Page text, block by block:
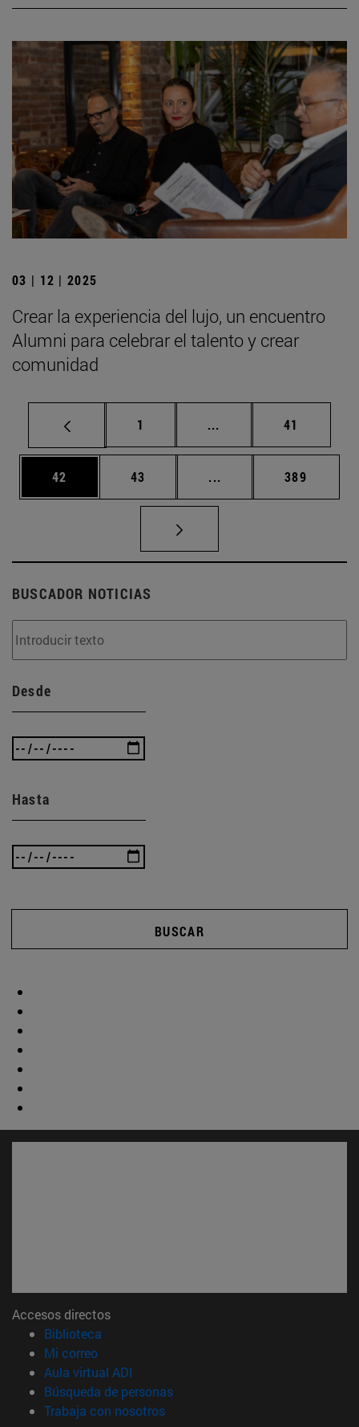
03 | 12 | 2025
Crear la experiencia del lujo, un encuentro
Alumni para celebrar el talento y crear
comunidad
Página
1 ... Páginas intermedias
Página
41
Página
42 Página
43 ... Páginas intermedias
Página
389
BUSCADOR NOTICIAS
Desde
Hasta
BUSCAR
Accesos directos
Biblioteca
Mi correo(abre en nueva ventana)
Aula virtual ADI
Búsqueda de personas(abre en nueva ventana)
Trabaja con nosotros(abre en nueva ventana)